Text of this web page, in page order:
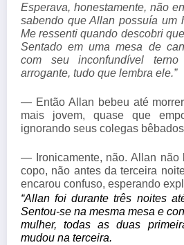
Esperava, honestamente, não
sabendo que Allan possuía um
Me ressenti quando descobri
Sentado em uma mesa de
com seu inconfundível
arrogante, tudo que lembra ele.”
— Então Allan bebeu até
mais jovem, quase que
ignorando seus colegas
— Ironicamente, não. Allan não
copo, não antes da terceira
encarou confuso, esperando
“Allan foi durante três noites
Sentou-se na mesma mesa e
mulher, todas as duas
mudou na terceira.